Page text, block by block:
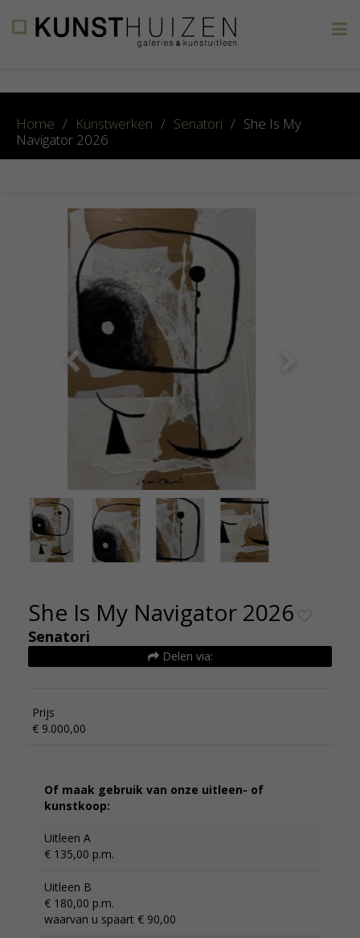
Home / Kunstwerken / Senatori / She Is My
Navigator 2026
She Is My Navigator 2026 - Selwyn Senatori -
Kunsthuizen
She Is My Navigator 2026
Senatori
Delen via:
Prijs
€ 9.000,00
Of maak gebruik van onze uitleen- of
kunstkoop:
Uitleen A
€ 135,00 p.m.
Uitleen B
€ 180,00 p.m.
waarvan u spaart € 90,00